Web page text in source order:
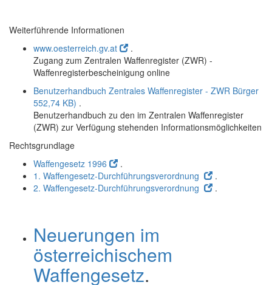
Weiterführende Informationen
www.oesterreich.gv.at
.
Zugang zum Zentralen Waffenregister (ZWR) -
Waffenregisterbescheinigung online
Benutzerhandbuch Zentrales Waffenregister - ZWR Bürger
552,74 KB) .
Benutzerhandbuch zu den im Zentralen Waffenregister
(ZWR) zur Verfügung stehenden Informationsmöglichkeiten
Rechtsgrundlage
Waffengesetz 1996
.
1. Waffengesetz-Durchführungsverordnung
.
2. Waffengesetz-Durchführungsverordnung
.
Neuerungen im
österreichischem
Waffengesetz.